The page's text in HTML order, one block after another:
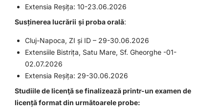
Extensia Reșița: 10-23.06.2026
Susținerea lucrării și proba orală:
Cluj-Napoca, ZI și ID – 29-30.06.2026
Extensiile Bistrița, Satu Mare, Sf. Gheorghe -01-
02.07.2026
Extensia Reșița: 29-30.06.2026
Studiile de licenţă se finalizează printr-un examen de
licență format din următoarele probe: